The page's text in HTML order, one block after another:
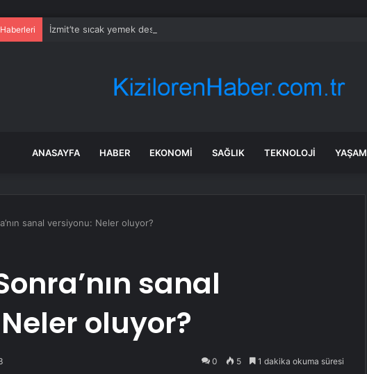
İzmit’te sıcak yemek desteğiyle dayanışma büyüyor
ANASAYFA HABER EKONOMI SAĞLIK TEKNOLOJI YAŞAM
sanal versiyonu: Neler oluyor?
sanal
oluyor?
0 5 1 dakika okuma süresi